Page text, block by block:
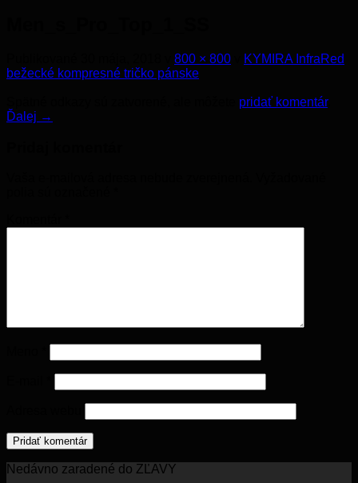
800 × 800
KYMIRA InfraRed
bežecké kompresné tričko pánske
pridať komentár.
Ďalej →
Nedávno zaradené do ZĽAVY